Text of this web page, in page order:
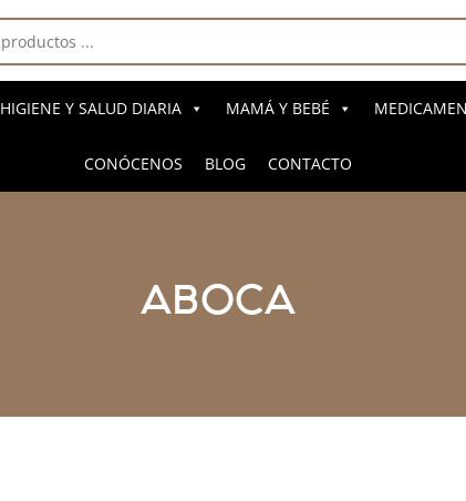
HIGIENE Y SALUD DIARIA MAMÁ Y BEBÉ
CONÓCENOS BLOG CONTACTO
ABOCA